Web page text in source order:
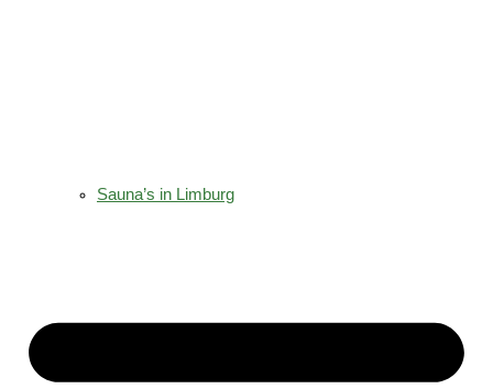
Sauna’s in Limburg